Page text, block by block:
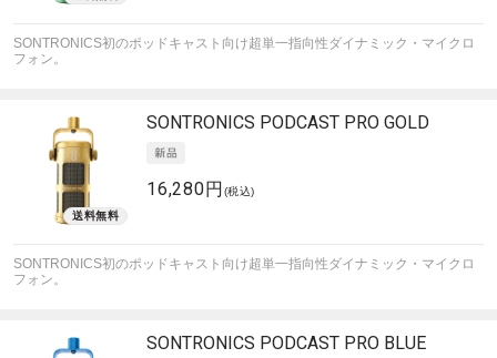
SONTRONICS初のポッドキャスト向け超単一指向性ダイナミック・マイクロ
フォン。
SONTRONICS PODCAST PRO GOLD
16,280円 (税込)
SONTRONICS初のポッドキャスト向け超単一指向性ダイナミック・マイクロ
フォン。
SONTRONICS PODCAST PRO BLUE